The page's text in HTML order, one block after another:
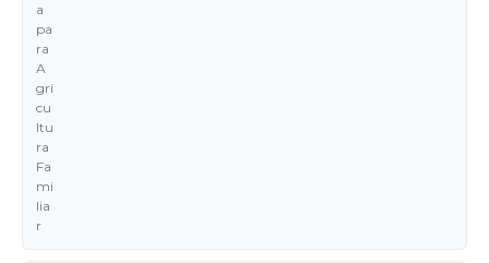
a
pa
ra
A
gri
cu
ltu
ra
Fa
mi
lia
r